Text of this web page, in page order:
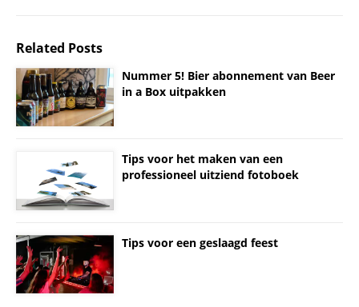
Related Posts
Nummer 5! Bier abonnement van Beer
in a Box uitpakken
Tips voor het maken van een
professioneel uitziend fotoboek
Tips voor een geslaagd feest